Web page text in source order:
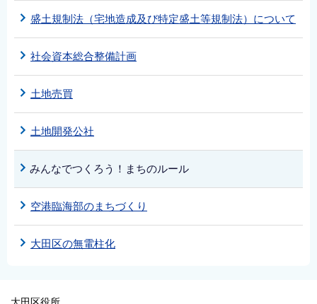
盛土規制法（宅地造成及び特定盛土等規制法）について
社会資本総合整備計画
土地売買
土地開発公社
みんなでつくろう！まちのルール
空港臨海部のまちづくり
大田区の無電柱化
大田区役所